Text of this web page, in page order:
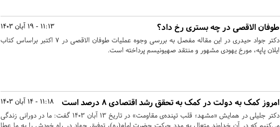
11:13 - 19 آبان 1403 طوفان الاقصی در چه بستری رخ داد؟
دکتر جواد حیدری در این مقاله مفصل به بررسی وجوه عملیات طوفان الاقصی در ۷ اکتبر براساس کتاب
ایلان پاپه، مورخ یهودی مشهور و منتقد صهیونیسم پرداخته است.
11:18 - 14 آبان 1403 امروز کمک به دولت در کمک به تحقق رشد اقتصادی ۸ درصد است
دکتر جلیلی در همایش «مشهد؛ قلب تپنده‌ی مقاومت» در تاریخ ۱۳ آبان ۱۴۰۳ گفت: ما در دورانی زندگی